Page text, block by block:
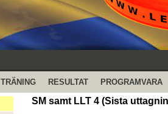
TRÄNING RESULTAT PROGRAMVARA
SM samt LLT 4 (Sista